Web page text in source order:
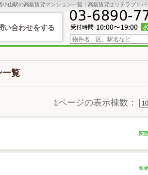
小山駅の高級賃貸マンション一覧｜高級賃貸はリテラプロパ
い合わせをする
一覧
1ページの表示棟数：
変
変